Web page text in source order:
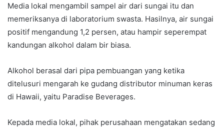
Media lokal mengambil sampel air dari sungai itu dan
memeriksanya di laboratorium swasta. Hasilnya, air sungai
positif mengandung 1,2 persen, atau hampir seperempat
kandungan alkohol dalam bir biasa.
Alkohol berasal dari pipa pembuangan yang ketika
ditelusuri mengarah ke gudang distributor minuman keras
di Hawaii, yaitu Paradise Beverages.
Kepada media lokal, pihak perusahaan mengatakan sedang